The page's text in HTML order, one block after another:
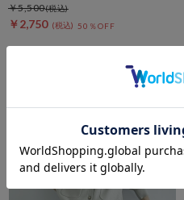
￥2,750 50％OFF
￥5,500